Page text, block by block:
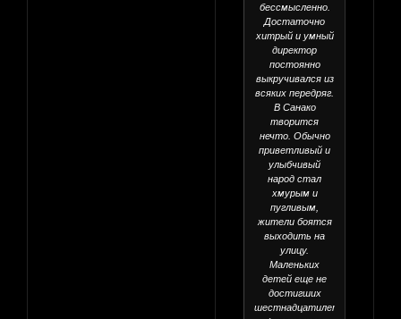
бессмысленно.
Достаточно
хитрый и умный
директор
постоянно
выкручивался из
всяких передряг.
В Санако
творится
нечто. Обычно
приветливый и
улыбчивый
народ стал
хмурым и
пугливым,
жители боятся
выходить на
улицу.
Маленьких
детей еще не
достигших
шестнадцатилетия